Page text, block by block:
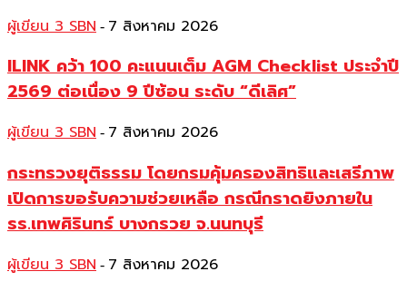
ผู้เขียน 3 SBN - 7 สิงหาคม 2026
ILINK คว้า 100 คะแนนเต็ม AGM Checklist ประจำปี
2569 ต่อเนื่อง 9 ปีซ้อน ระดับ “ดีเลิศ”
ผู้เขียน 3 SBN - 7 สิงหาคม 2026
กระทรวงยุติธรรม โดยกรมคุ้มครองสิทธิและเสรีภาพ
เปิดการขอรับความช่วยเหลือ กรณีกราดยิงภายใน
รร.เทพศิรินทร์ บางกรวย จ.นนทบุรี
ผู้เขียน 3 SBN - 7 สิงหาคม 2026